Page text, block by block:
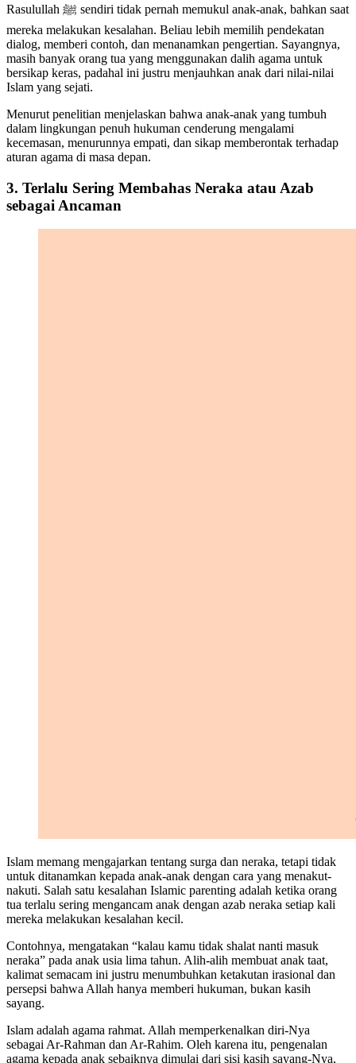
Rasulullah ﷺ sendiri tidak pernah memukul anak-anak, bahkan saat
mereka melakukan kesalahan. Beliau lebih memilih pendekatan
dialog, memberi contoh, dan menanamkan pengertian. Sayangnya,
masih banyak orang tua yang menggunakan dalih agama untuk
bersikap keras, padahal ini justru menjauhkan anak dari nilai-nilai
Islam yang sejati.
Menurut penelitian menjelaskan bahwa anak-anak yang tumbuh
dalam lingkungan penuh hukuman cenderung mengalami
kecemasan, menurunnya empati, dan sikap memberontak terhadap
aturan agama di masa depan.
3. Terlalu Sering Membahas Neraka atau Azab
sebagai Ancaman
Islam memang mengajarkan tentang surga dan neraka, tetapi tidak
untuk ditanamkan kepada anak-anak dengan cara yang menakut-
nakuti. Salah satu kesalahan Islamic parenting adalah ketika orang
tua terlalu sering mengancam anak dengan azab neraka setiap kali
mereka melakukan kesalahan kecil.
Contohnya, mengatakan “kalau kamu tidak shalat nanti masuk
neraka” pada anak usia lima tahun. Alih-alih membuat anak taat,
kalimat semacam ini justru menumbuhkan ketakutan irasional dan
persepsi bahwa Allah hanya memberi hukuman, bukan kasih
sayang.
Islam adalah agama rahmat. Allah memperkenalkan diri-Nya
sebagai Ar-Rahman dan Ar-Rahim. Oleh karena itu, pengenalan
agama kepada anak sebaiknya dimulai dari sisi kasih sayang-Nya,